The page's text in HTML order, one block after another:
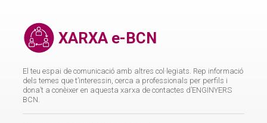
e-
BCN
XARXA e-BCN
El teu espai de comunicació amb altres col·legiats. Rep informació
dels temes que t’interessin, cerca a professionals per perfils i
dona’t a conèixer en aquesta xarxa de contactes d’ENGINYERS
BCN.